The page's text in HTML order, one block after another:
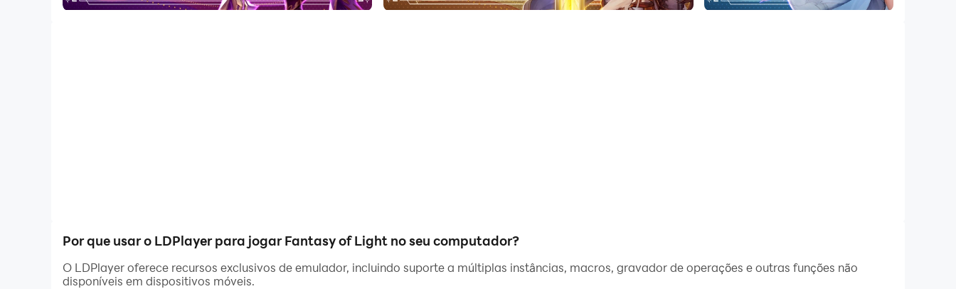
Por que usar o LDPlayer para jogar Fantasy of Light no seu computador?
O LDPlayer oferece recursos exclusivos de emulador, incluindo suporte a múltiplas instâncias, macros, gravador de operações e outras funções não
disponíveis em dispositivos móveis.